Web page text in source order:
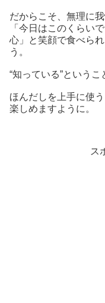
だからこそ、無理に
「今日はこのくらい
心」と笑顔で食べら
う。
“知っている”というこ
ほんだしを上手に使
楽しめますように。
ス